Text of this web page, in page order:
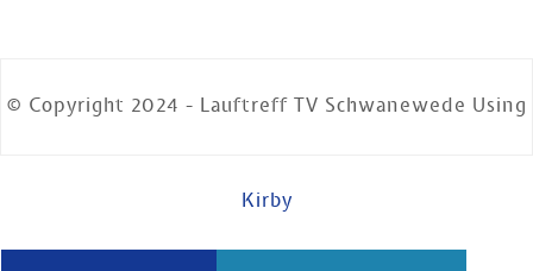
© Copyright 2024 - Lauftreff TV Schwanewede Using
Kirby